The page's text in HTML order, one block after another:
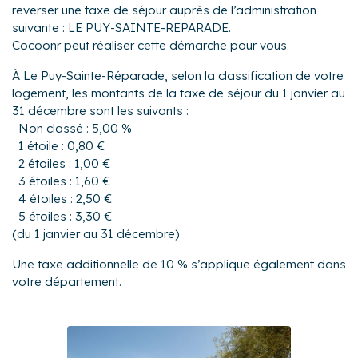
reverser une taxe de séjour auprès de l’administration
suivante : LE PUY-SAINTE-REPARADE.
Cocoonr peut réaliser cette démarche pour vous.
À Le Puy-Sainte-Réparade, selon la classification de votre
logement, les montants de la taxe de séjour du 1 janvier au
31 décembre sont les suivants :
Non classé : 5,00 %
1 étoile : 0,80 €
2 étoiles : 1,00 €
3 étoiles : 1,60 €
4 étoiles : 2,50 €
5 étoiles : 3,30 €
(du 1 janvier au 31 décembre)
Une taxe additionnelle de 10 % s’applique également dans
votre département.